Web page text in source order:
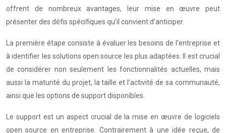
offrent de nombreux avantages, leur mise en œuvre peut
présenter des défis spécifiques qu’il convient d’anticiper.
La première étape consiste à évaluer les besoins de l’entreprise et
à identifier les solutions open source les plus adaptées. Il est crucial
de considérer non seulement les fonctionnalités actuelles, mais
aussi la maturité du projet, la taille et l’activité de sa communauté,
ainsi que les options de support disponibles.
Le support est un aspect crucial de la mise en œuvre de logiciels
open source en entreprise. Contrairement à une idée reçue, de